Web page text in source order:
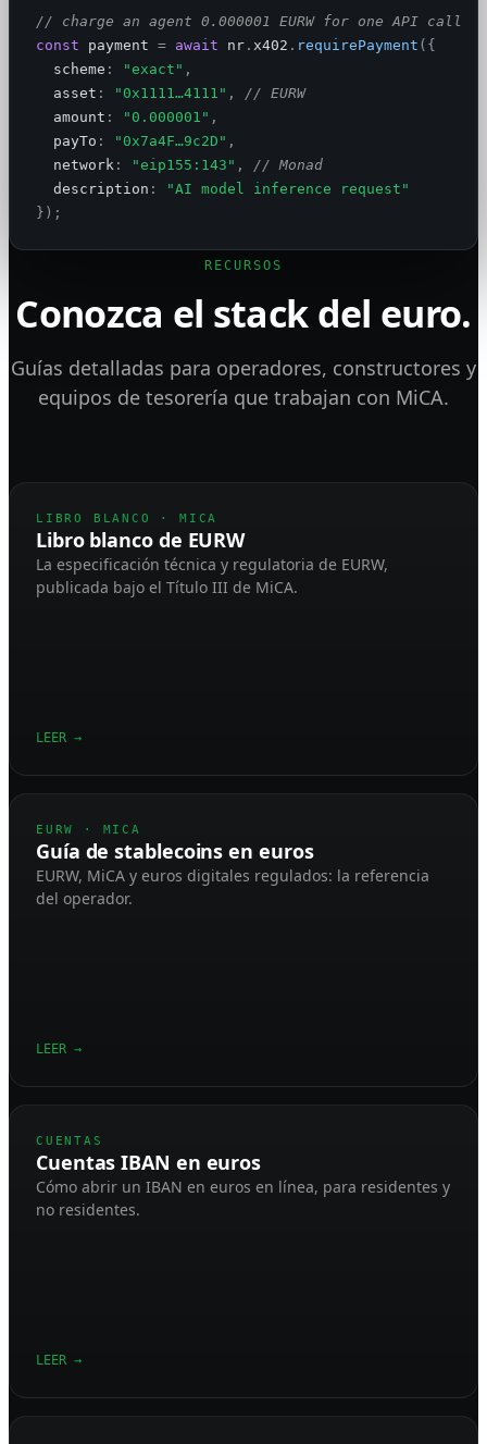
// charge an agent 0.000001 EURW for one API call
const payment = await nr . x402 . requirePayment ({
scheme : "exact" ,
asset : "0x1111…4111" ,
// EURW
amount : "0.000001" ,
payTo : "0x7a4F…9c2D" ,
network : "eip155:143" ,
// Monad
description :
"AI model inference request"
});
RECURSOS
Conozca el stack del euro.
Guías detalladas para operadores, constructores y
equipos de tesorería que trabajan con MiCA.
LIBRO BLANCO · MICA
Libro blanco de EURW
La especificación técnica y regulatoria de EURW,
publicada bajo el Título III de MiCA.
LEER →
EURW · MICA
Guía de stablecoins en euros
EURW, MiCA y euros digitales regulados: la referencia
del operador.
LEER →
CUENTAS
Cuentas IBAN en euros
Cómo abrir un IBAN en euros en línea, para residentes y
no residentes.
LEER →